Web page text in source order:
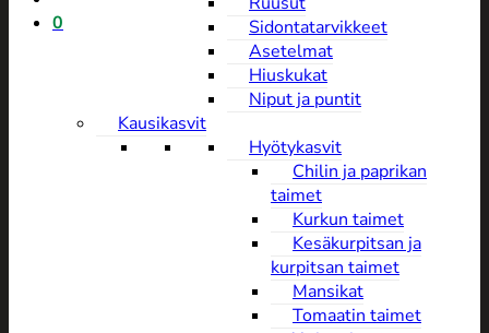
0
Sidontatarvikkeet
Asetelmat
Hiuskukat
Niput ja puntit
Kausikasvit
Hyötykasvit
Chilin ja paprikan
taimet
Kurkun taimet
Kesäkurpitsan ja
kurpitsan taimet
Mansikat
Tomaatin taimet